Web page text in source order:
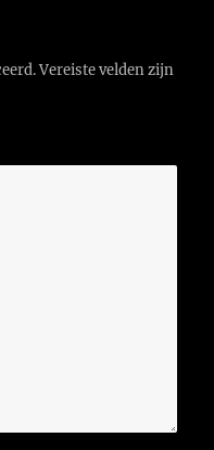
Vereiste velden zijn